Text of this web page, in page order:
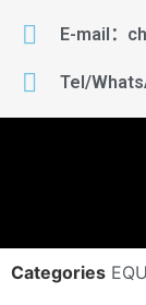
E-mail：
Tel/
Categories